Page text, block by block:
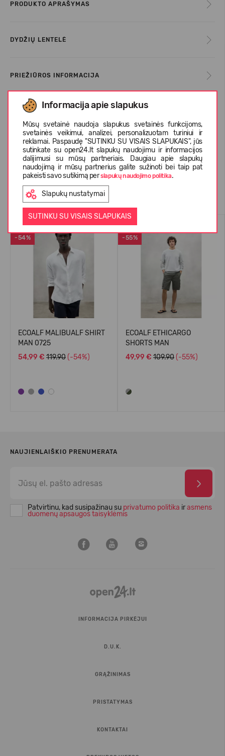
Informacija apie slapukus
Mūsų svetainė naudoja slapukus svetainės funkcijoms,
svetainės veikimui, analizei, personalizuotam turiniui ir
reklamai. Paspaudę "SUTINKU SU VISAIS SLAPUKAIS", jūs
sutinkate su open24.lt slapukų naudojimu ir informacijos
dalijimusi su mūsų partneriais. Daugiau apie slapukų
naudojimą ir mūsų partnerius galite sužinoti bei taip pat
pakeisti savo sutikimą perslapukų naudojimo politika.
Slapukų nustatymai
SUTINKU SU VISAIS SLAPUKAIS
PRODUKTO APRAŠYMAS
DYDŽIŲ LENTELĖ
PRIEŽIŪROS INFORMACIJA
APIE ECOALF
KLIENTŲ ATSILIEPIMAI (0)
Panašios prekės
-54%
ECOALF MALIBUALF SHIRT
MAN 0725
54,99 € 119.90 (-54%)
-55%
ECOALF ETHICARGO
SHORTS MAN
49,99 € 109.90 (-55%)
NAUJIENLAIŠKIO PRENUMERATA
Patvirtinu, kad susipažinau su privatumo politika irasmens
duomenų apsaugos taisyklėmis
INFORMACIJA PIRKĖJUI
D.U.K.
GRĄŽINIMAS
PRISTATYMAS
KONTAKTAI